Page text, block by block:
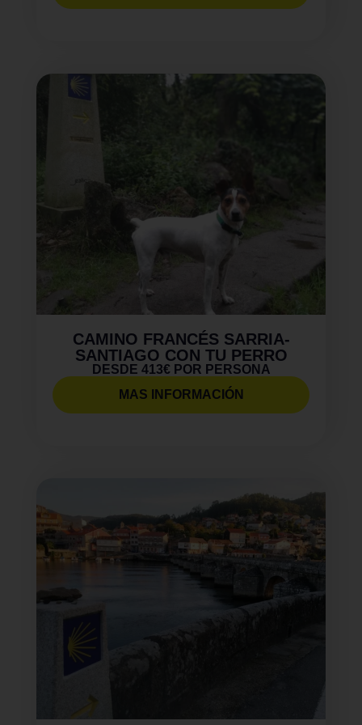
CAMINO FRANCÉS SARRIA-
SANTIAGO CON TU PERRO
DESDE 413€ POR PERSONA
MAS INFORMACIÓN